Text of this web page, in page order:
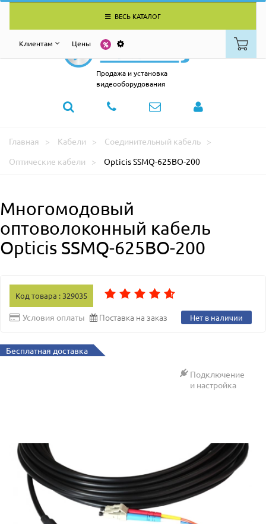
ВЕСЬ КАТАЛОГ
Клиентам Цены
Продажа и установка
видеооборудования
Главная Кабели
Соединительный кабель
Оптические кабели
Opticis SSMQ-625BO-200
Многомодовый
оптоволоконный кабель
Opticis SSMQ-625BO-200
Код товара : 329035
Условия оплаты Поставка на заказ Нет в наличии
Бесплатная доставка
Подключение
и настройка